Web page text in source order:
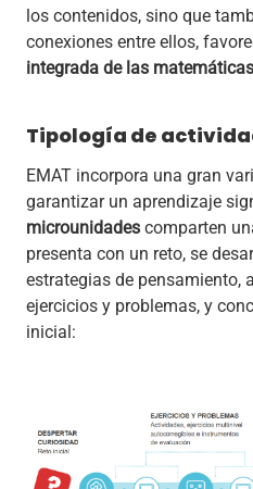
los contenidos, sino que
conexiones entre ellos,
integrada de las matemáticas
Tipología de
EMAT incorpora una gran
garantizar un aprendizaje
microunidades comparten
presenta con un reto, se
estrategias de pensamiento,
ejercicios y problemas, y
inicial: